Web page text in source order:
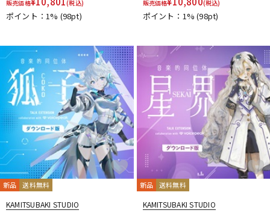
配信/ライブ機器 楽器アクセサリ
中古 ヴィンテージ
販売価格 (税込)
ポイント：1% (98pt)
販売価格 (税込)
ポイント：1%(98pt)
新品 送料無料
KAMITSUBAKI STUDIO
新品 送料無料
KAMITSUBAKI STUDIO